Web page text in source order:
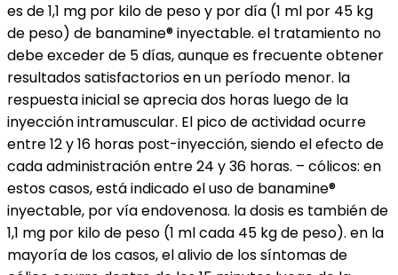
es de 1,1 mg por kilo de peso y por día (1 ml por 45 kg
de peso) de banamine® inyectable. el tratamiento no
debe exceder de 5 días, aunque es frecuente obtener
resultados satisfactorios en un período menor. la
respuesta inicial se aprecia dos horas luego de la
inyección intramuscular. El pico de actividad ocurre
entre 12 y 16 horas post-inyección, siendo el efecto de
cada administración entre 24 y 36 horas. – cólicos: en
estos casos, está indicado el uso de banamine®
inyectable, por vía endovenosa. la dosis es también de
1,1 mg por kilo de peso (1 ml cada 45 kg de peso). en la
mayoría de los casos, el alivio de los síntomas de